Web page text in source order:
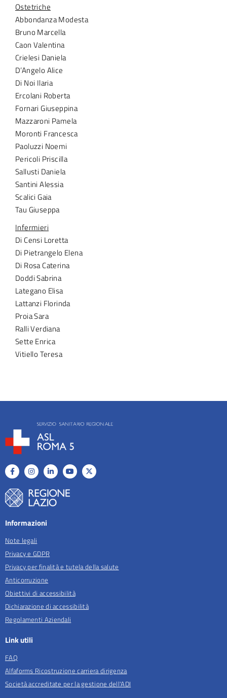
Ostetriche
Abbondanza Modesta
Bruno Marcella
Caon Valentina
Crielesi Daniela
D’Angelo Alice
Di Noi Ilaria
Ercolani Roberta
Fornari Giuseppina
Mazzaroni Pamela
Moronti Francesca
Paoluzzi Noemi
Pericoli Priscilla
Sallusti Daniela
Santini Alessia
Scalici Gaia
Tau Giuseppa
Infermieri
Di Censi Loretta
Di Pietrangelo Elena
Di Rosa Caterina
Doddi Sabrina
Lategano Elisa
Lattanzi Florinda
Proia Sara
Ralli Verdiana
Sette Enrica
Vitiello Teresa
Informazioni
Note legali
Privacy e GDPR
Privacy per finalità e tutela della salute
Anticorruzione
Obiettivi di accessibilità
Dichiarazione di accessibilità
Regolamenti Aziendali
Link utili
FAQ
Alfaforms Ricostruzione carriera dirigenza
Società accreditate per la gestione dell'ADI